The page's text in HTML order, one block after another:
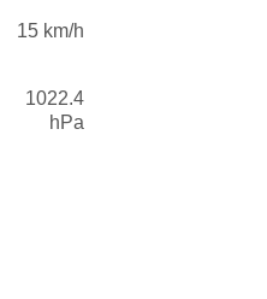
15 km/h
1022.4
hPa